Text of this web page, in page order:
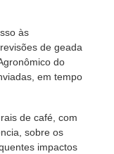
às
de geada
do
em tempo
de café, com
sobre os
impactos